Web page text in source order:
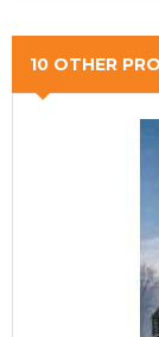
10 OTHER